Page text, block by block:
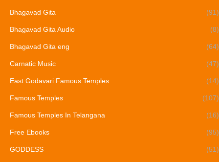
Bhagavad Gita (91)
Bhagavad Gita Audio (8)
Bhagavad Gita eng (64)
Carnatic Music (47)
East Godavari Famous Temples (14)
Famous Temples (107)
Famous Temples In Telangana (16)
Free Ebooks (95)
GODDESS (51)